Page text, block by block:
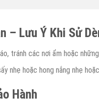
– Lưu Ý Khi Sử
tránh các nơi ẩm hoặc
nhẹ hoặc hong nắng nhẹ
Hành